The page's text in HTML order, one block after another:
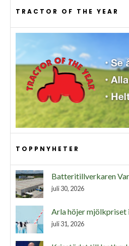
TRACTOR OF THE YEAR
TOPPNYHETER
Batteritillverkaren
juli 30, 2026
Arla höjer mjölkpriset
juli 31, 2026